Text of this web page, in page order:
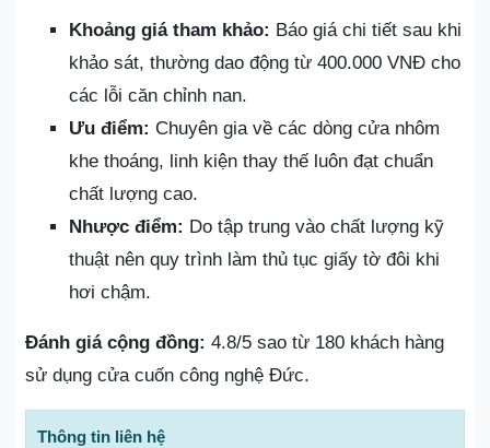
Khoảng giá tham khảo: Báo giá chi tiết sau khi
khảo sát, thường dao động từ 400.000 VNĐ cho
các lỗi căn chỉnh nan.
Ưu điểm: Chuyên gia về các dòng cửa nhôm
khe thoáng, linh kiện thay thế luôn đạt chuẩn
chất lượng cao.
Nhược điểm: Do tập trung vào chất lượng kỹ
thuật nên quy trình làm thủ tục giấy tờ đôi khi
hơi chậm.
Đánh giá cộng đồng: 4.8/5 sao từ 180 khách hàng
sử dụng cửa cuốn công nghệ Đức.
Thông tin liên hệ